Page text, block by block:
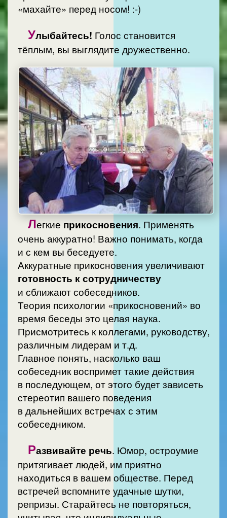
«махайте» перед носом! :-)
Улыбайтесь!
тёплым, вы выглядите дружественно.
Легкие прикосновения. Применять
очень аккуратно! Важно понимать, когда
и с кем вы беседуете.
Аккуратные прикосновения увеличивают
готовность к сотрудничеству
и сближают собеседников.
Теория психологии «прикосновений» во
время беседы это целая наука.
Присмотритесь к коллегами, руководству,
различным лидерам и т.д.
Главное понять, насколько ваш
собеседник воспримет такие действия
в последующем, от этого будет зависеть
стереотип вашего поведения
в дальнейших встречах с этим
собеседником.
Развивайте речь. Юмор, остроумие
притягивает людей, им приятно
находиться в вашем обществе. Перед
встречей вспомните удачные шутки,
репризы. Старайтесь не повторяться,